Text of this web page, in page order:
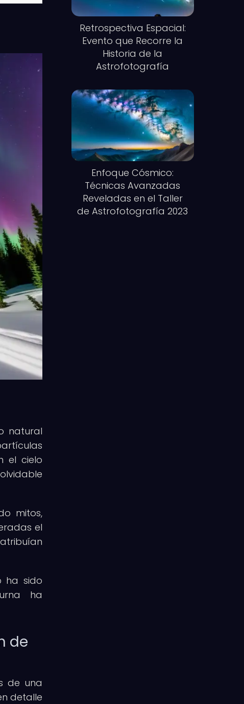
natural
el cielo
mitos,
el
ha sido
ha
de
de una
detalle
Retrospectiva Espacial:
Evento que Recorre la
Historia de la
Astrofotografía
Enfoque Cósmico:
Técnicas Avanzadas
Reveladas en el Taller
de Astrofotografía 2023